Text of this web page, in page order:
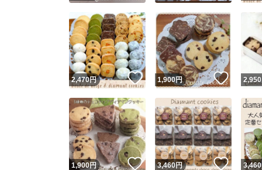
2,470円 いいね！
1,900円 いいね
2,950
1,900円 いいね！
3,460円 いいね
3,460